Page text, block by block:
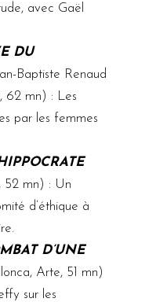
avec Gaël
DU
Baptiste Renaud
62 mn) : Les
par les femmes
52 mn) : Un
d’éthique à
D’UNE
Arte, 51 mn)
sur les